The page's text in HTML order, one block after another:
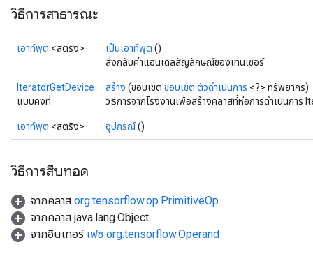
วิธีการสาธารณะ
เอาท์พุต <สตริง> เป็นเอาท์พุต ()
ส่งกลับค่าแฮนเดิลสัญลักษณ์ของเทนเซอร์
IteratorGetDevice
แบบคงที่
สร้าง (ขอบเขต ขอบเขต ตัวดำเนินการ <?> ทรัพยากร)
วิธีการจากโรงงานเพื่อสร้างคลาสที่ห่อการดำเนินการ
เอาท์พุต <สตริง> อุปกรณ์()
วิธีการสืบทอด
จากคลาส org.tensorflow.op.PrimitiveOp
จากคลาส java.lang.Object
จากอินเทอร์ เฟซ org.tensorflow.Operand